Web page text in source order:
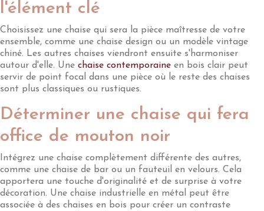
l'élément clé
Choisissez une chaise qui sera la pièce maîtresse de votre
ensemble, comme une chaise design ou un modèle vintage
chiné. Les autres chaises viendront ensuite s'harmoniser
autour d'elle. Une chaise contemporaine en bois clair peut
servir de point focal dans une pièce où le reste des chaises
sont plus classiques ou rustiques.
Déterminer une chaise qui fera
office de mouton noir
Intégrez une chaise complètement différente des autres,
comme une chaise de bar ou un fauteuil en velours. Cela
apportera une touche d'originalité et de surprise à votre
décoration. Une chaise industrielle en métal peut être
associée à des chaises en bois pour créer un contraste